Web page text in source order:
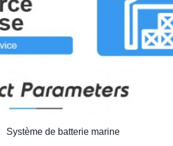
Système de batterie marine